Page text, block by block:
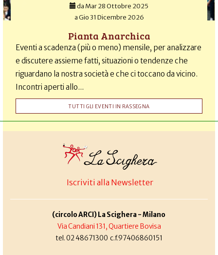
da Mar 28 Ottobre 2025
aGio 31 Dicembre 2026
Pianta Anarchica
Eventi a scadenza (più o meno) mensile, per analizzare
e discutere assieme fatti, situazioni o tendenze che
riguardano la nostra società e che ci toccano da vicino.
Incontri aperti allo...
TUTTI GLI EVENTI IN RASSEGNA
Iscriviti alla Newsletter
(circolo ARCI) La Scighera - Milano
Via Candiani 131, Quartiere Bovisa
tel. 02 48671300 c.f.97406860151